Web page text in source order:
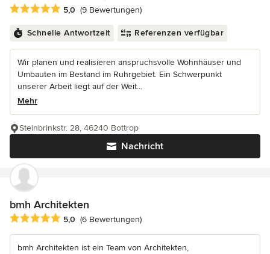
Durchschnittliche Bewertung: 5 von 5 Sternen
5,0 (9 Bewertungen)
Schnelle Antwortzeit Referenzen verfügbar
Wir planen und realisieren anspruchsvolle Wohnhäuser und
Umbauten im Bestand im Ruhrgebiet. Ein Schwerpunkt
unserer Arbeit liegt auf der Weit...
Mehr
Nachricht
Steinbrinkstr. 28, 46240 Bottrop
bmh Architekten
Durchschnittliche Bewertung: 5 von 5 Sternen
5,0 (6 Bewertungen)
bmh Architekten ist ein Team von Architekten,